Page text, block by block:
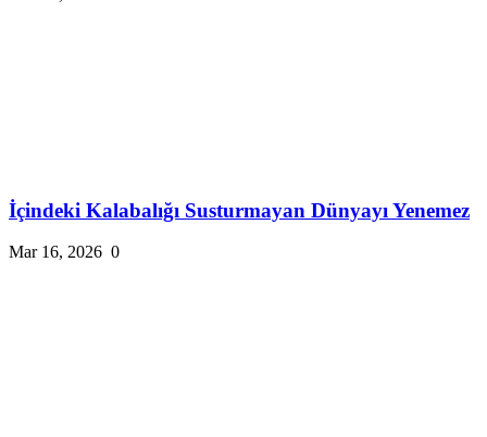
İçindeki Kalabalığı Susturmayan Dünyayı Yenemez
Mar 16, 2026 0